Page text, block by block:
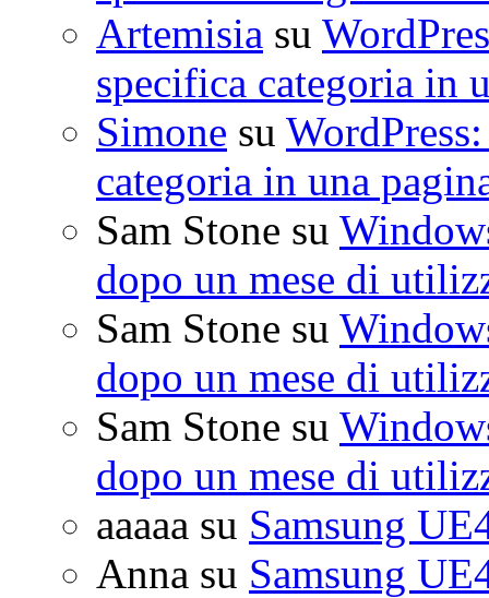
Artemisia su
specifica categoria in
Simone su
categoria in una
Sam Stone su
dopo un mese di
Sam Stone su
dopo un mese di
Sam Stone su
dopo un mese di
aaaaa su Samsung
Anna su Samsung